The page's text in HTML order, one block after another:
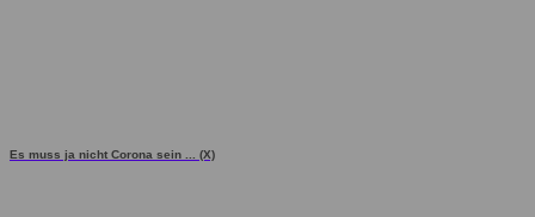
Es muss ja nicht Corona sein ... (X)